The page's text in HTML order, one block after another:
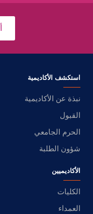
استكشف الأكاديمية
نبذة عن الأكاديمية
القبول
الحرم الجامعي
شؤون الطلبة
الأكاديميين
الكليات
العمداء